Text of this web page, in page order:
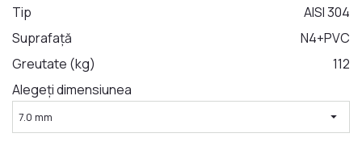
LA COMANDA
Tip
AISI 304
Suprafață
N4+PVC
Greutate (kg)
112
Alegeți dimensiunea
7.0 mm arrow_drop_down